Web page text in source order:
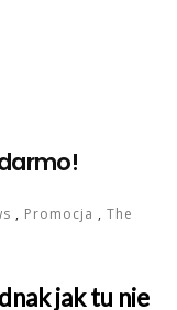
, Promocja , The
jak tu nie